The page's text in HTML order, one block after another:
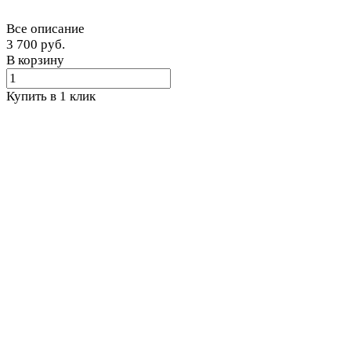
Все описание
3 700 руб.
В корзину
Купить в 1 клик